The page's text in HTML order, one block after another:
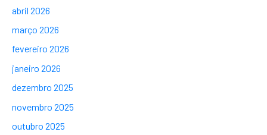
abril 2026
março 2026
fevereiro 2026
janeiro 2026
dezembro 2025
novembro 2025
outubro 2025